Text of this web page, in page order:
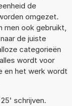
de
omgezet.
men ook gebruikt,
de juiste
categorieën
wordt voor
en het werk wordt
schrijven.